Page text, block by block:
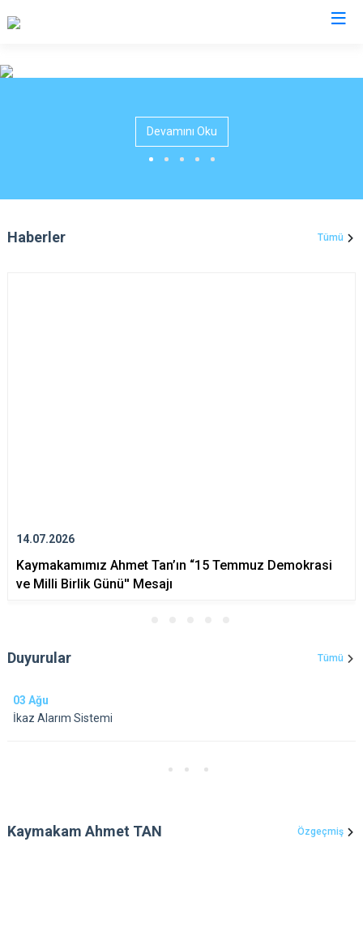
Hopa
Murgul
Devamını Oku
Haberler Tümü
14.07.2026
Kaymakamımız Ahmet Tan’ın “15 Temmuz Demokrasi
ve Milli Birlik Günü'' Mesajı
Duyurular Tümü
03 Ağu
İkaz Alarım Sistemi
Kaymakam Ahmet TAN Özgeçmiş